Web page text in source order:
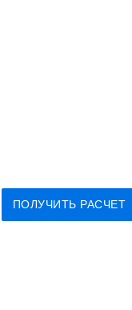
ПОЛУЧИТЬ РАСЧЕТ